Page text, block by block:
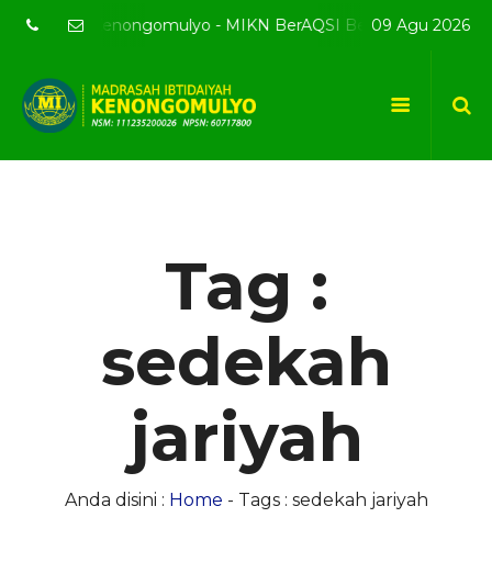
MI Kenongomulyo - MIKN BerAQSI Beradab alQuran
09 Agu 2026
Tag :
sedekah
jariyah
Anda disini : Home - Tags : sedekah jariyah